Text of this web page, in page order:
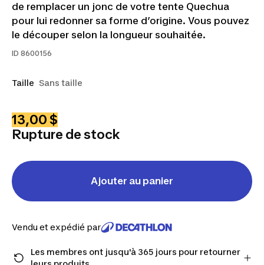
de remplacer un jonc de votre tente Quechua
pour lui redonner sa forme d’origine. Vous pouvez
le découper selon la longueur souhaitée.
ID 8600156
Taille Sans taille
13,00 $
Rupture de stock
Ajouter au panier
Vendu et expédié par
Les membres ont jusqu'à 365 jours pour retourner